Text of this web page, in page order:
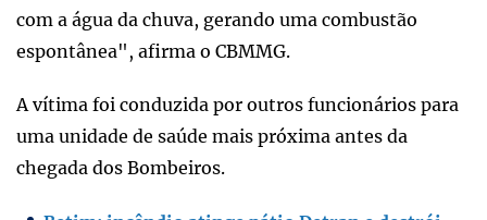
com a água da chuva, gerando uma combustão
espontânea", afirma o CBMMG.
A vítima foi conduzida por outros funcionários para
uma unidade de saúde mais próxima antes da
chegada dos Bombeiros.